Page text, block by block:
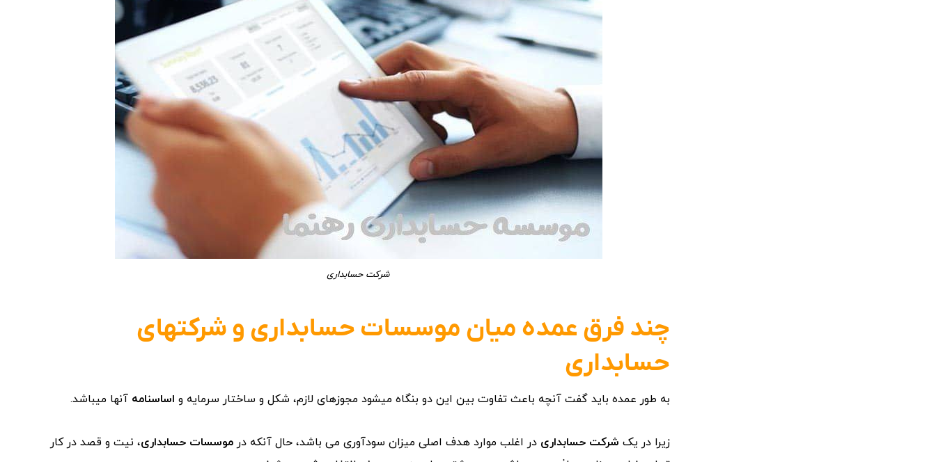
شرکت حسابداری
چند فرق عمده میان موسسات حسابداری و شرکتهای
حسابداری
به طور عمده باید گفت آنچه باعث تفاوت بین این دو بنگاه میشود مجوزهای لازم، شکل و ساختار سرمایه و اساسنامه آنها میباشد.
زیرا در یک شرکت حسابداری در اغلب موارد هدف اصلی میزان سودآوری می باشد، حال آنکه در موسسات حسابداری، نیت و قصد در کار